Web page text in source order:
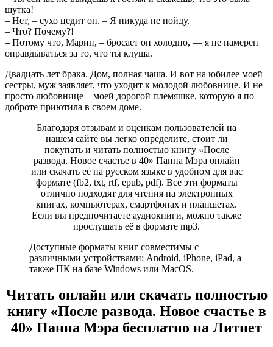
шутка!
– Нет, – сухо цедит он. – Я никуда не пойду.
– Что? Почему?!
– Потому что, Марин, – бросает он холодно, — я не намерен
оправдываться за то, что ты клуша.
Двадцать лет брака. Дом, полная чаша. И вот на юбилее моей
сестры, муж заявляет, что уходит к молодой любовнице. И не
просто любовнице – моей дорогой племяшке, которую я по
доброте приютила в своем доме.
Благодаря отзывам и оценкам пользователей на
нашем сайте вы легко определите, стоит ли
покупать и читать полностью книгу «После
развода. Новое счастье в 40» Панна Мэра онлайн
или скачать её на русском языке в удобном для вас
формате (fb2, txt, rtf, epub, pdf). Все эти форматы
отлично подходят для чтения на электронных
книгах, компьютерах, смартфонах и планшетах.
Если вы предпочитаете аудиокниги, можно также
прослушать её в формате mp3.
Доступные форматы книг совместимы с
различными устройствами: Android, iPhone, iPad, а
также ПК на базе Windows или MacOS.
Читать онлайн или скачать полностью
книгу «После развода. Новое счастье в
40» Панна Мэра бесплатно на Литнет